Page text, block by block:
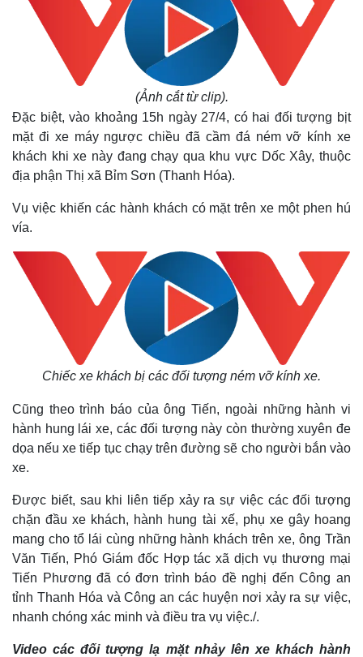
Thế giới
Quan sát
Cuộc sống đó đây
Video
Infographic
(Ảnh cắt từ clip).
Đặc biệt, vào khoảng 15h ngày 27/4, có hai đối tượng bịt
mặt đi xe máy ngược chiều đã cầm đá ném vỡ kính xe
khách khi xe này đang chạy qua khu vực Dốc Xây, thuộc
địa phận Thị xã Bỉm Sơn (Thanh Hóa).
Vụ việc khiến các hành khách có mặt trên xe một phen hú
vía.
Chiếc xe khách bị các đối tượng ném vỡ kính xe.
Cũng theo trình báo của ông Tiến, ngoài những hành vi
hành hung lái xe, các đối tượng này còn thường xuyên đe
dọa nếu xe tiếp tục chạy trên đường sẽ cho người bắn vào
xe.
Được biết, sau khi liên tiếp xảy ra sự việc các đối tượng
chặn đầu xe khách, hành hung tài xế, phụ xe gây hoang
mang cho tổ lái cùng những hành khách trên xe, ông Trần
Văn Tiến, Phó Giám đốc Hợp tác xã dịch vụ thương mại
Tiến Phương đã có đơn trình báo đề nghị đến Công an
tỉnh Thanh Hóa và Công an các huyện nơi xảy ra sự việc,
nhanh chóng xác minh và điều tra vụ việc./.
Video các đối tượng lạ mặt nhảy lên xe khách hành